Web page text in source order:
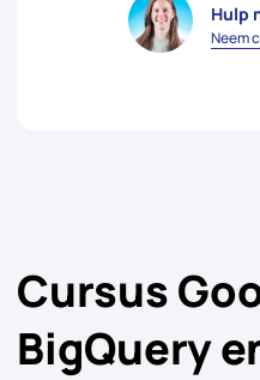
Cursus
BigQuery
Hulp
Neem